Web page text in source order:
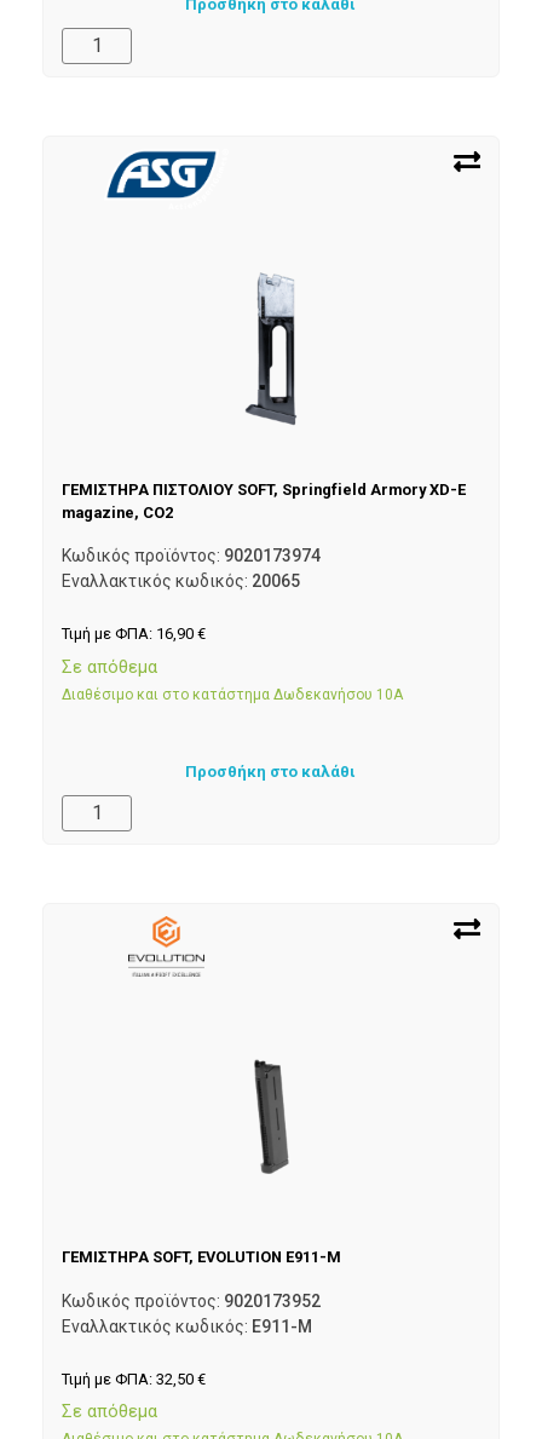
Προσθήκη στο καλάθι
ΓΕΜΙΣΤΗΡΑ ΠΙΣΤΟΛΙΟΥ SOFT, Springfield Armory XD-E
magazine, CO2
Κωδικός προϊόντος: 9020173974
Εναλλακτικός κωδικός: 20065
Τιμή με ΦΠΑ: 16,90 €
Σε απόθεμα
Διαθέσιμο και στο κατάστημα Δωδεκανήσου 10Α
Προσθήκη στο καλάθι
ΓΕΜΙΣΤΗΡΑ SOFT, EVOLUTION E911-M
Κωδικός προϊόντος: 9020173952
Εναλλακτικός κωδικός: E911-M
Τιμή με ΦΠΑ: 32,50 €
Σε απόθεμα